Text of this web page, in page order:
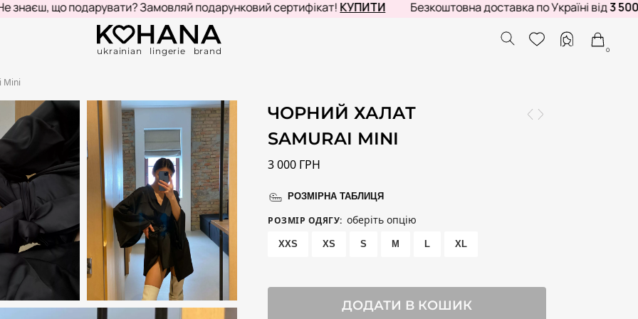
що подарувати? Замовляй подарунковий сертифікат!КУПИТИ Безкоштовна доставка по Україні від3 500 грн
ukrainian lingerie brand 0
Mini
ЧОРНИЙ ХАЛАТ
SAMURAI MINI
3 000 ГРН
РОЗМІРНА ТАБЛИЦЯ
РОЗМІР ОДЯГУ: оберіть опцію
XXS XS S M L XL
ДОДАТИ В КОШИК